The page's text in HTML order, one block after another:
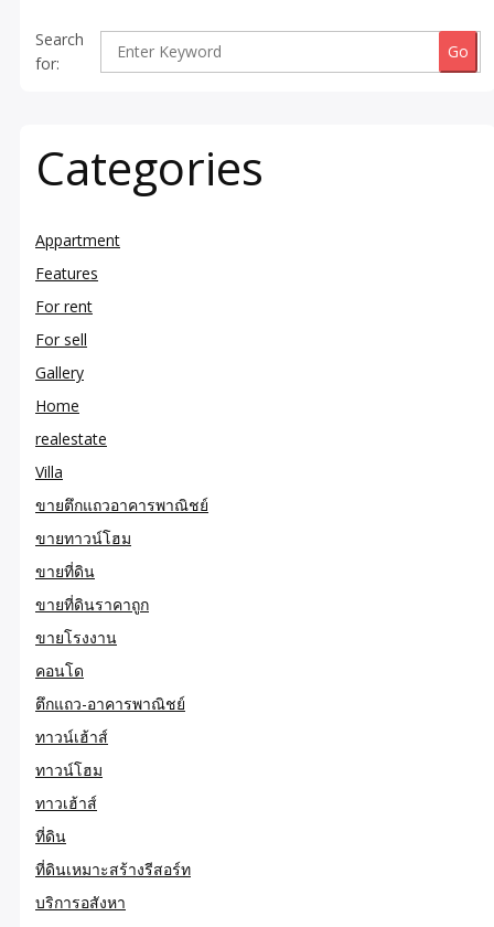
Search
for:
Categories
Appartment
Features
For rent
For sell
Gallery
Home
realestate
Villa
ขายตึกแถวอาคารพาณิชย์
ขายทาวน์โฮม
ขายที่ดิน
ขายที่ดินราคาถูก
ขายโรงงาน
คอนโด
ตึกแถว-อาคารพาณิชย์
ทาวน์เฮ้าส์
ทาวน์โฮม
ทาวเฮ้าส์
ที่ดิน
ที่ดินเหมาะสร้างรีสอร์ท
บริการอสังหา